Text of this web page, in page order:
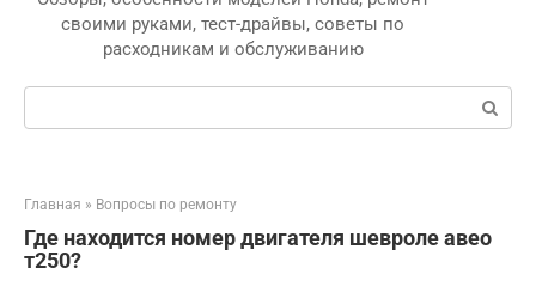
своими руками, тест-драйвы, советы по
расходникам и обслуживанию
Главная » Вопросы по ремонту
Где находится номер двигателя шевроле авео
т250?